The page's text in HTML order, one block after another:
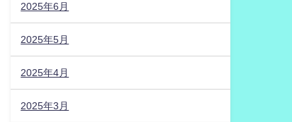
2025年6月
2025年5月
2025年4月
2025年3月